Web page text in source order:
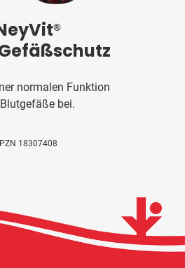
®
normalen Funktion
bei.
PZN 18307408